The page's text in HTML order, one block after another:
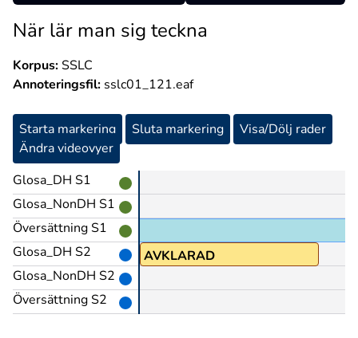
När lär man sig teckna
Korpus:SSLC
Annoteringsfil: sslc01_121.eaf
Starta markering Sluta markering
Visa/Dölj rader
Ändra videovyer
Glosa_DH S1
Glosa_NonDH S1
Översättning S1
Glosa_DH S2
Glosa_NonDH S2
Översättning S2
Mmm.
AVKLARAD